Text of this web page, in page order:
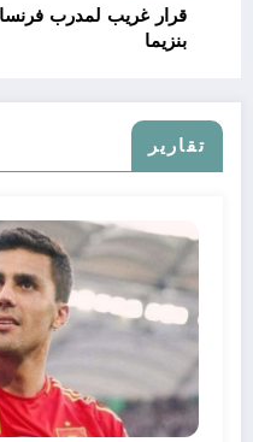
قرار غريب لمدرب
بنزيما
تقارير